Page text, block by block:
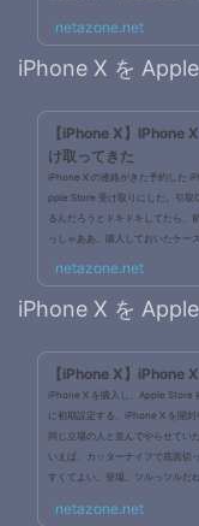
ら動作が遅く、ストレスを感じる
netazone.net
iPhone X を
【iPhone X】IPhone
け取ってきた
iPhone X の連絡がきた予約した
pple Store 受け取りにした。引取
るんだろうとドキドキしてたら、
っしゃああ。購入しておいたケー
出発。到着08:50 Apple Store 福
netazone.net
iPhone X を
【iPhone X】iPhone
iPhone X を購入し、Apple Store
に初期設定する。iPhone X を開封
同じ立場の人と並んでやらせてい
いえば、カッターナイフで底面切
すくてよい。登場。ツルっツルだ
からデータを取ってくれる)▲ク
netazone.net